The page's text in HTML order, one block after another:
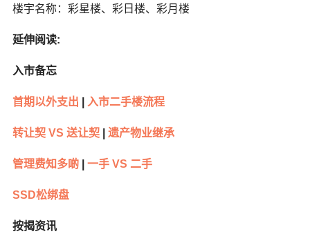
楼宇名称：彩星楼、彩日楼、彩月楼
延伸阅读:
入市备忘
首期以外支出 入市二手楼流程
转让契 VS 送让契| 遗产物业继承
管理费知多啲| 一手 VS 二手
SSD松绑盘
按揭资讯